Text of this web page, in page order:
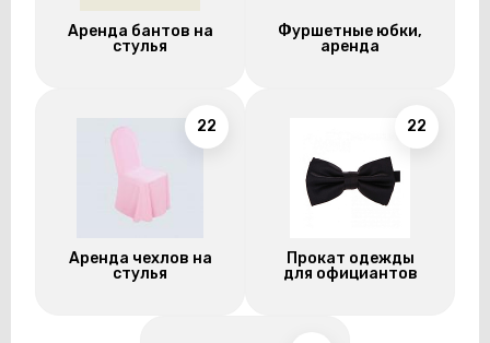
Аренда бантов на
стулья
Фуршетные юбки,
аренда
22
Аренда чехлов на
стулья
22
Прокат одежды
для официантов